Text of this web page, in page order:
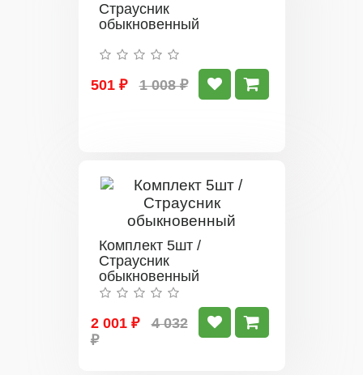
Страусник
обыкновенный
501 ₽ 1 008 ₽
Комплект 5шт /
Страусник
обыкновенный
2 001 ₽
4 032
₽